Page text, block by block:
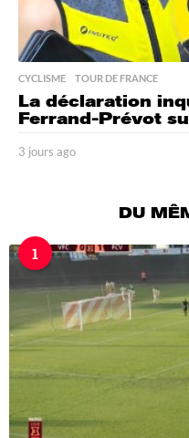
CYCLISME ,TOUR DE FRANCE
La déclaration
Ferrand-Prévot
3 jours ago
a
o
DU
1